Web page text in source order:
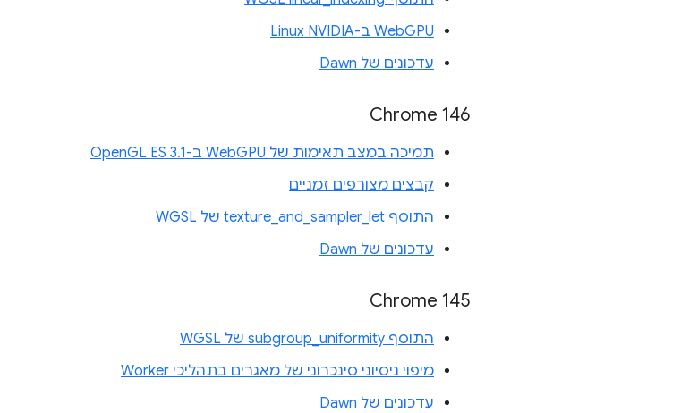
WebGPU ב-Linux NVIDIA
עדכונים של Dawn
Chrome 146
תמיכה במצב תאימות של WebGPU ב-OpenGL ES 3.1
קבצים מצורפים זמניים
התוסף texture_and_sampler_let של WGSL
עדכונים של Dawn
Chrome 145
התוסף subgroup_uniformity של WGSL
מיפוי ניסיוני סינכרוני של מאגרים בתהליכי Worker
עדכונים של Dawn